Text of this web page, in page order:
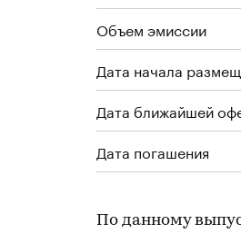
Объем эмиссии
Дата начала
Дата ближайшей
Дата погашения
По данному